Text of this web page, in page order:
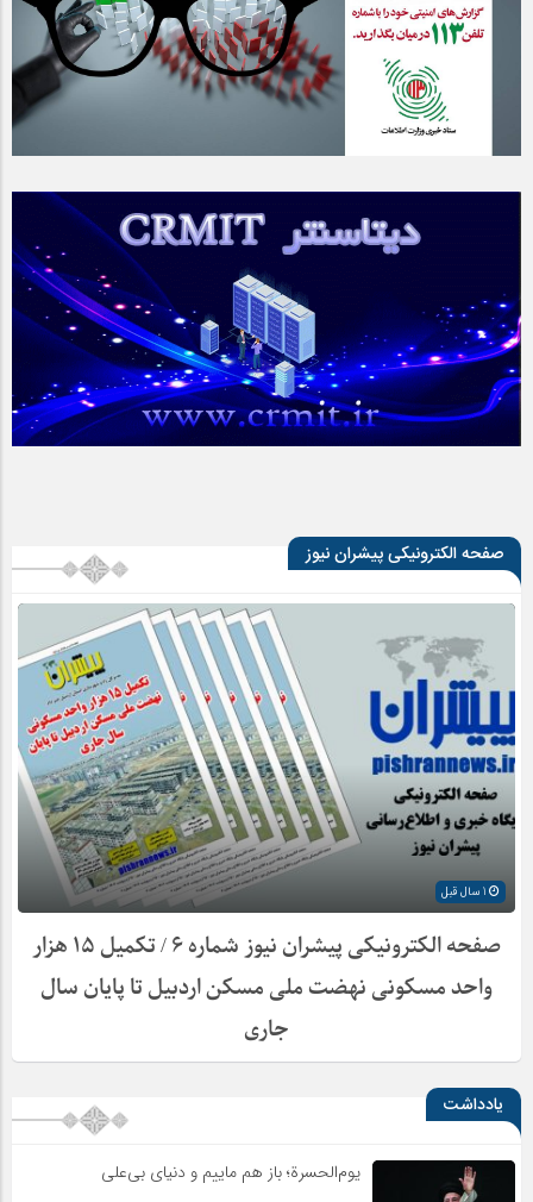
صفحه الکترونیکی پیشران نیوز
صفحه الکترونیکی پیشران نیوز شماره ۶ / تکمیل ۱۵ هزار
واحد مسکونی نهضت ملی مسکن اردبیل تا پایان سال
جاری
یادداشت
یوم‌الحسرة؛ باز هم ماییم و دنیای بی‌علی